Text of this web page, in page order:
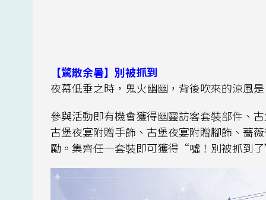
【驚散余暑】別被抓到
夜幕低垂之時，鬼火幽幽，背後吹來的涼風
參與活動即有機會獲得幽靈訪客套裝部件、
古堡夜宴附贈手飾、古堡夜宴附贈腳飾、薔
勵。集齊任一套裝即可獲得“噓！別被抓到